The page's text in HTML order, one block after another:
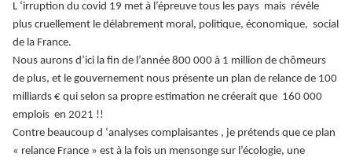
L ‘irruption du covid 19 met à l’épreuve tous les pays mais révèle
plus cruellement le délabrement moral, politique, économique, social
de la France.
Nous aurons d’ici la fin de l’année 800 000 à 1 million de chômeurs
de plus, et le gouvernement nous présente un plan de relance de 100
milliards € qui selon sa propre estimation ne créerait que 160 000
emplois en 2021 !!
Contre beaucoup d ‘analyses complaisantes , je prétends que ce plan
« relance France » est à la fois un mensonge sur l’écologie, une